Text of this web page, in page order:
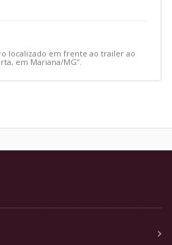
localizado em frente ao trailer ao
em Mariana/MG”.